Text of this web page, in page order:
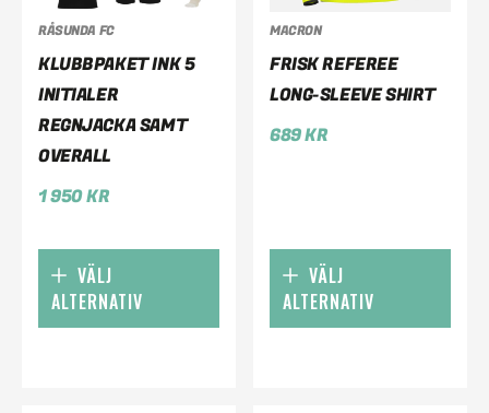
RÅSUNDA FC
KLUBBPAKET INK 5
INITIALER
REGNJACKA SAMT
OVERALL
1 950KR
VÄLJ
ALTERNATIV
MACRON
FRISK REFEREE
LONG-SLEEVE SHIRT
689KR
VÄLJ
ALTERNATIV